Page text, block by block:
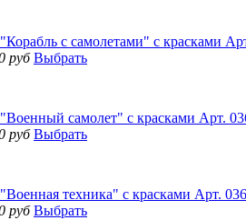
с самолетами" с красками
руб Выбрать
самолет" с красками Арт.
руб Выбрать
техника" с красками Арт.
руб Выбрать